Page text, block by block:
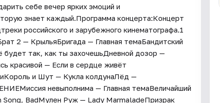
себе вечер ярких эмоций и
знает каждый.Программа концерта:Концерт
российского и зарубежного кинематографа.1
2 — КрыльяБригада — Главная темаБандитский
так, как ты захочешьДневной дозор —
красивой — Если в сердце живёт
и Шут — Кукла колдунаЛёд —
невыполнима — Главная темаВеличайший
BadМулен Руж — Lady MarmaladeПризрак